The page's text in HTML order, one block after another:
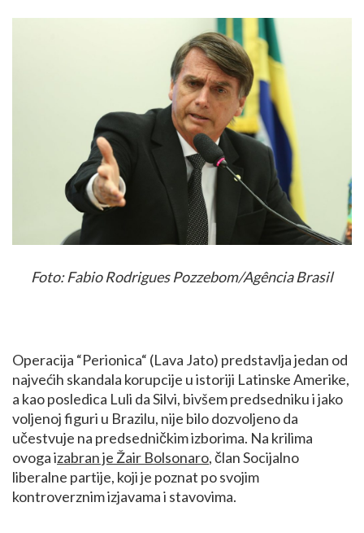
Foto: Fabio Rodrigues Pozzebom/Agência Brasil
Operacija “Perionica“ (Lava Jato) predstavlja jedan od
najvećih skandala korupcije u istoriji Latinske Amerike,
a kao posledica Luli da Silvi, bivšem predsedniku i jako
voljenoj figuri u Brazilu, nije bilo dozvoljeno da
učestvuje na predsedničkim izborima. Na krilima
ovoga izabran je Žair Bolsonaro, član Socijalno
liberalne partije, koji je poznat po svojim
kontroverznim izjavama i stavovima.